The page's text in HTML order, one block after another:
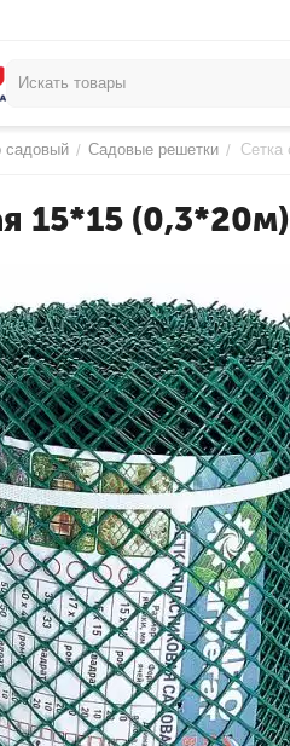
садовый / Садовые решетки / Сетка
15*15